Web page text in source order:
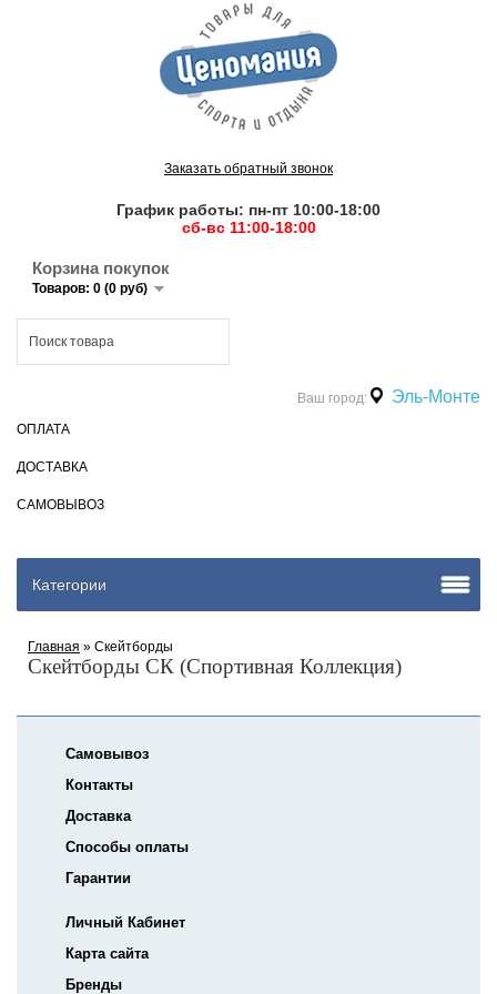
Заказать обратный звонок
График работы: пн-пт 10:00-18:00
сб-вс 11:00-18:00
Корзина покупок
Товаров: 0 (0 руб)
Ваш город: Эль-Монте
ОПЛАТА
ДОСТАВКА
САМОВЫВОЗ
Категории
Главная » Скейтборды
Скейтборды СК (Спортивная Коллекция)
Самовывоз
Контакты
Доставка
Способы оплаты
Гарантии
Личный Кабинет
Карта сайта
Бренды